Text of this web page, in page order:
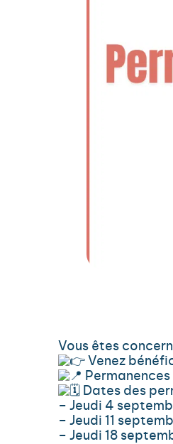
Vous êtes
Venez
Dates des
– Jeudi 4
– Jeudi 11
– Jeudi 18